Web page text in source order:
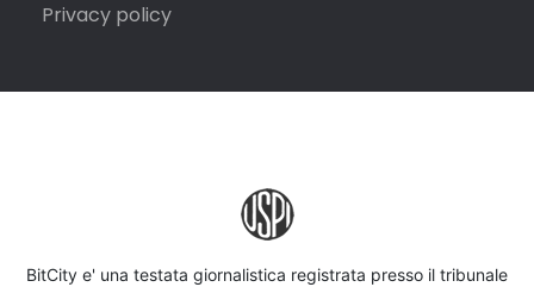
Privacy policy
BitCity e' una testata giornalistica registrata presso il tribunale